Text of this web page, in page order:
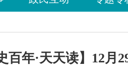
百年·天天读】12月